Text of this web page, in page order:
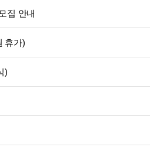
집 안내
휴가)
)